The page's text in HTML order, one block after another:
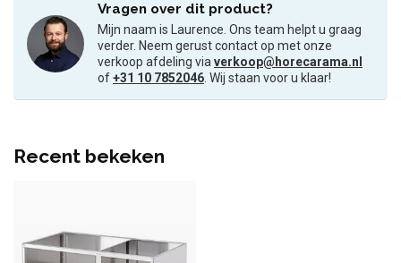
Vragen over dit product?
Mijn naam is Laurence. Ons team helpt u graag
verder. Neem gerust contact op met onze
verkoop afdeling viaverkoop@horecarama.nl
of+31 10 7852046. Wij staan voor u klaar!
Recent bekeken